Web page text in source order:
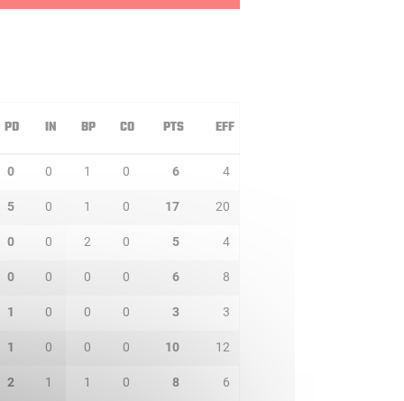
PD IN BP CO PTS EFF
0 0 1 0 6 4
5 0 1 0 17 20
0 0 2 0 5 4
0 0 0 0 6 8
1 0 0 0 3 3
1 0 0 0 10 12
2 1 1 0 8 6